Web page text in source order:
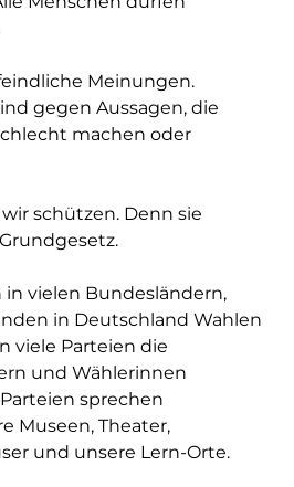
Meinungen.
gegen Aussagen, die
machen oder
schützen. Denn sie
in vielen Bundesländern,
in Deutschland Wahlen
viele Parteien die
und Wählerinnen
sprechen
Museen, Theater,
und unsere Lern-Orte.